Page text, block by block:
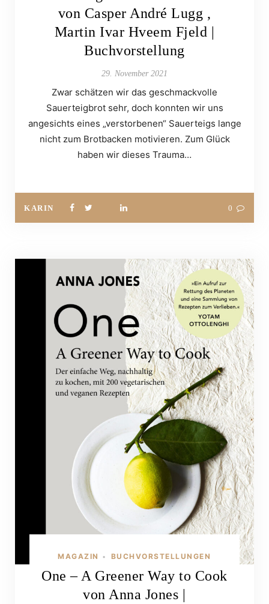
von Casper André Lugg ,
Martin Ivar Hveem Fjeld |
Buchvorstellung
29. November 2021
Zwar schätzen wir das geschmackvolle
Sauerteigbrot sehr, doch konnten wir uns
angesichts eines „verstorbenen“ Sauerteigs lange
nicht zum Brotbacken motivieren. Zum Glück
haben wir dieses Trauma…
KARIN 0
MAGAZIN • BUCHVORSTELLUNGEN
One – A Greener Way to Cook
von Anna Jones |